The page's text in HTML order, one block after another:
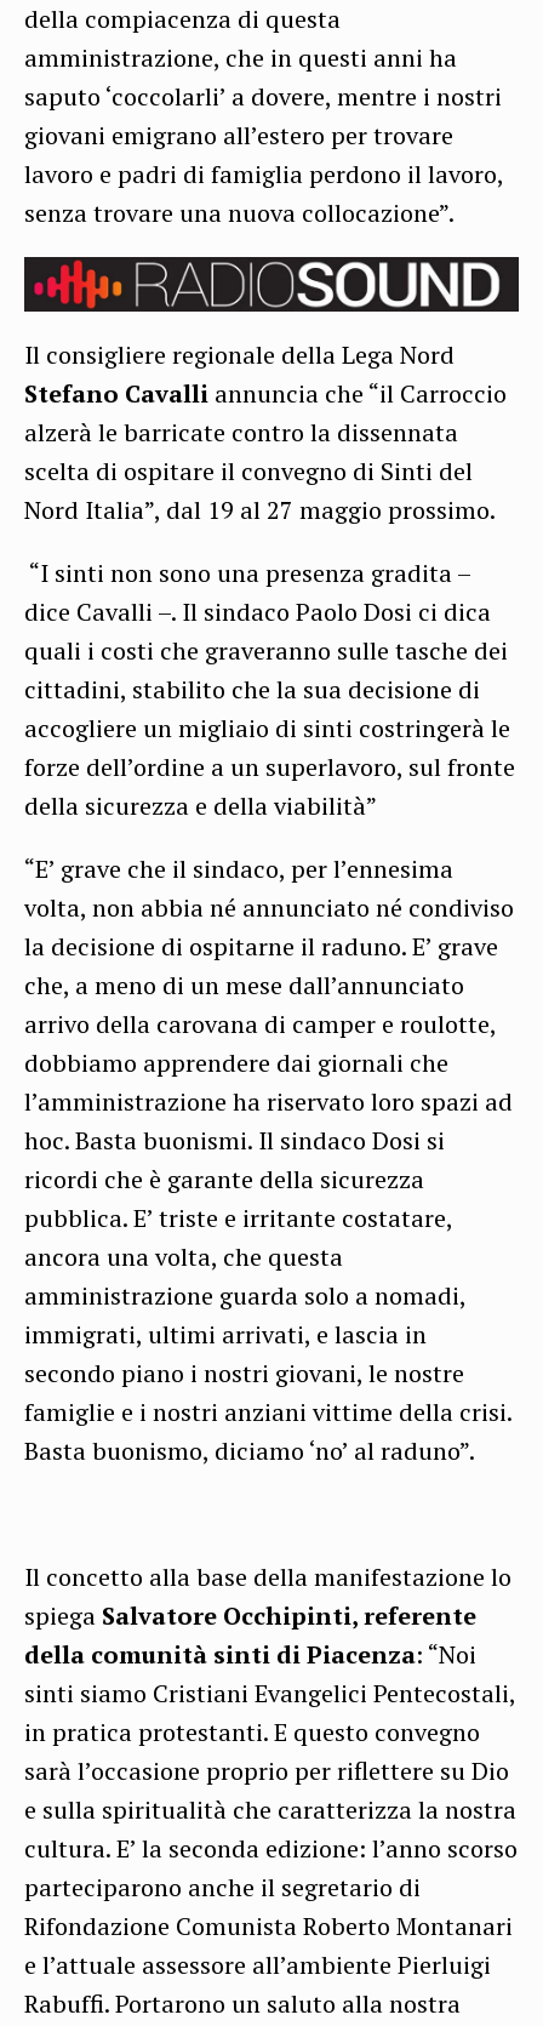
della compiacenza di questa
amministrazione, che in questi anni ha
saputo ‘coccolarli’ a dovere, mentre i nostri
giovani emigrano all’estero per trovare
lavoro e padri di famiglia perdono il lavoro,
senza trovare una nuova collocazione”.
Il consigliere regionale della Lega Nord
Stefano Cavalli annuncia che “il Carroccio
alzerà le barricate contro la dissennata
scelta di ospitare il convegno di Sinti del
Nord Italia”, dal 19 al 27 maggio prossimo.
“I sinti non sono una presenza gradita –
dice Cavalli –. Il sindaco Paolo Dosi ci dica
quali i costi che graveranno sulle tasche dei
cittadini, stabilito che la sua decisione di
accogliere un migliaio di sinti costringerà le
forze dell’ordine a un superlavoro, sul fronte
della sicurezza e della viabilità”
“E’ grave che il sindaco, per l’ennesima
volta, non abbia né annunciato né condiviso
la decisione di ospitarne il raduno. E’ grave
che, a meno di un mese dall’annunciato
arrivo della carovana di camper e roulotte,
dobbiamo apprendere dai giornali che
l’amministrazione ha riservato loro spazi ad
hoc. Basta buonismi. Il sindaco Dosi si
ricordi che è garante della sicurezza
pubblica. E’ triste e irritante costatare,
ancora una volta, che questa
amministrazione guarda solo a nomadi,
immigrati, ultimi arrivati, e lascia in
secondo piano i nostri giovani, le nostre
famiglie e i nostri anziani vittime della crisi.
Basta buonismo, diciamo ‘no’ al raduno”.
Il concetto alla base della manifestazione lo
spiega Salvatore Occhipinti, referente
della comunità sinti di Piacenza: “Noi
sinti siamo Cristiani Evangelici Pentecostali,
in pratica protestanti. E questo convegno
sarà l’occasione proprio per riflettere su Dio
e sulla spiritualità che caratterizza la nostra
cultura. E’ la seconda edizione: l’anno scorso
parteciparono anche il segretario di
Rifondazione Comunista Roberto Montanari
e l’attuale assessore all’ambiente Pierluigi
Rabuffi. Portarono un saluto alla nostra